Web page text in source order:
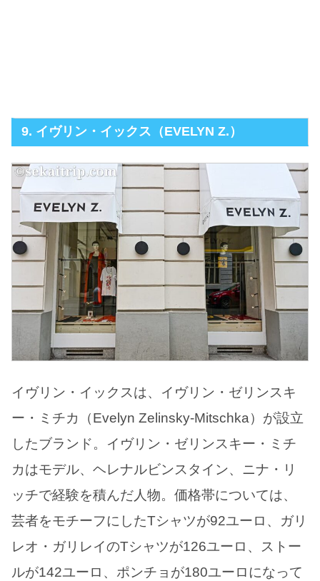
9. イヴリン・イックス（EVELYN Z.）
イヴリン・イックスは、イヴリン・ゼリンスキ
ー・ミチカ（Evelyn Zelinsky-Mitschka）が設立
したブランド。イヴリン・ゼリンスキー・ミチ
カはモデル、ヘレナルビンスタイン、ニナ・リ
ッチで経験を積んだ人物。価格帯については、
芸者をモチーフにしたTシャツが92ユーロ、ガリ
レオ・ガリレイのTシャツが126ユーロ、ストー
ルが142ユーロ、ポンチョが180ユーロになって